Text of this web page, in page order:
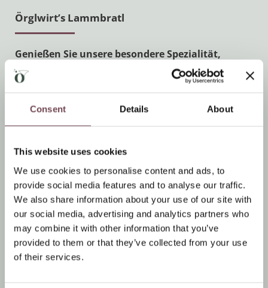
Consent Details About
This website uses cookies
We use cookies to personalise content and ads, to
provide social media features and to analyse our traffic.
We also share information about your use of our site with
our social media, advertising and analytics partners who
may combine it with other information that you’ve
provided to them or that they’ve collected from your use
of their services.
Örglwirt’s Lammbratl
Genießen Sie unsere besondere Spezialität,
das Örglwirt’s Lammbratl sowie weitere
Köstlichkeiten von unseren eigenen Lämmern.
Beilagen, die wir Ihnen dazu servieren. In
Kombination mit einem feinen Tropfen Wein aus
unserer feinsortierten Weinauswahl - perfekt! Was
will man mehr?